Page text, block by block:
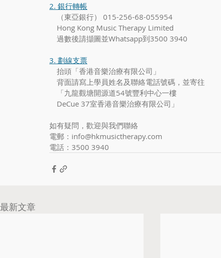
2. 銀行轉帳
（東亞銀行） 015-256-68-055954
Hong Kong Music Therapy Limited
​　過數後請擷圖並Whatsapp到3500 3940
3. 劃線支票
抬頭「香港音樂治療有限公司」
背面請寫上學員姓名及聯絡電話號碼，並寄往
「九龍觀塘開源道54號豐利中心一樓
DeCue 37室香港音樂治療有限公司」
如有疑問，歡迎與我們聯絡
電郵：info@hkmusictherapy.com
電話：3500 3940
最新文章